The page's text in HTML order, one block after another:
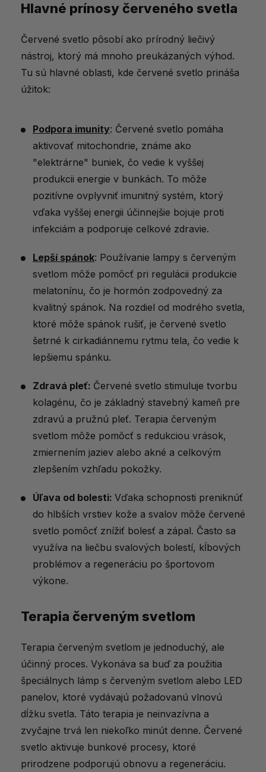
Hlavné prínosy červeného svetla
Červené svetlo pôsobí ako prírodný liečivý
nástroj, ktorý má mnoho preukázaných výhod.
Tu sú hlavné oblasti, kde červené svetlo prináša
úžitok:
Podpora imunity: Červené svetlo pomáha
aktivovať mitochondrie, známe ako
"elektrárne" buniek, čo vedie k vyššej
produkcii energie v bunkách. To môže
pozitívne ovplyvniť imunitný systém, ktorý
vďaka vyššej energii účinnejšie bojuje proti
infekciám a podporuje celkové zdravie.
Lepší spánok: Používanie lampy s červeným
svetlom môže pomôcť pri regulácii produkcie
melatonínu, čo je hormón zodpovedný za
kvalitný spánok. Na rozdiel od modrého svetla,
ktoré môže spánok rušiť, je červené svetlo
šetrné k cirkadiánnemu rytmu tela, čo vedie k
lepšiemu spánku.
Zdravá pleť: Červené svetlo stimuluje tvorbu
kolagénu, čo je základný stavebný kameň pre
zdravú a pružnú pleť. Terapia červeným
svetlom môže pomôcť s redukciou vrások,
zmiernením jaziev alebo akné a celkovým
zlepšením vzhľadu pokožky.
Úľava od bolesti: Vďaka schopnosti preniknúť
do hlbších vrstiev kože a svalov môže červené
svetlo pomôcť znížiť bolesť a zápal. Často sa
využíva na liečbu svalových bolestí, kĺbových
problémov a regeneráciu po športovom
výkone.
Terapia červeným svetlom
Terapia červeným svetlom je jednoduchý, ale
účinný proces. Vykonáva sa buď za použitia
špeciálnych lámp s červeným svetlom alebo LED
panelov, ktoré vydávajú požadovanú vlnovú
dĺžku svetla. Táto terapia je neinvazívna a
zvyčajne trvá len niekoľko minút denne. Červené
svetlo aktivuje bunkové procesy, ktoré
prirodzene podporujú obnovu a regeneráciu.